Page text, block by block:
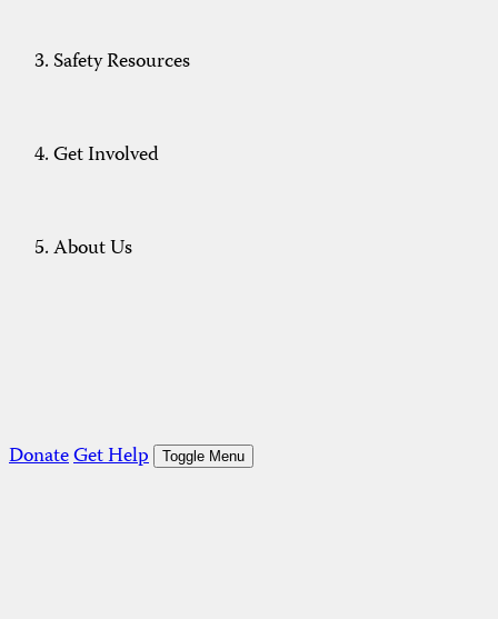
Safety Resources
Get Involved
About Us
DonateGet Help Toggle Menu